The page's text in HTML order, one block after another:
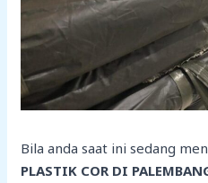
Bila anda saat ini sedang
PLASTIK COR DI